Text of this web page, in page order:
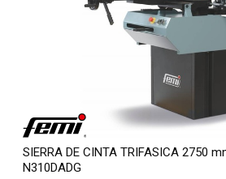
SIERRA DE CINTA TRIFASICA 2750
N310DADG